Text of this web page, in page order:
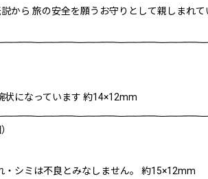
ら 旅の安全を願うお守りとして親しまれ
状になっています 約14×12mm
シミは不良とみなしません。 約15×12mm